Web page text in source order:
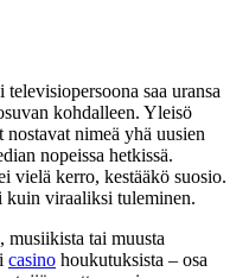
saa uransa
kohdalleen. Yleisö
nimeä yhä uusien
nopeissa hetkissä.
vielä kerro, kestääkö suosio.
kuin viraaliksi tuleminen.
musiikista tai muusta
casino houkutuksista – osa